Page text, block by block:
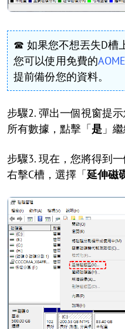
☎ 如果您不想丟失D槽
您可以使用免費的
提前備份您的資料。
步驟2. 彈出一個視窗提
所有數據，點擊「是 」繼
步驟3. 現在，您將得到
右擊C槽，選擇「延伸磁